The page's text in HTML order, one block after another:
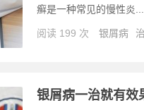
癣是一种常见的慢性炎...
阅读 199 次 银屑病
银屑病一治就有效